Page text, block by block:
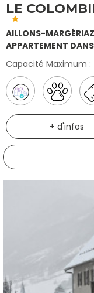
LE
AILLONS-MARGÉRIAZ
APPARTEMENT
Capacité Maximum :
+ d'infos